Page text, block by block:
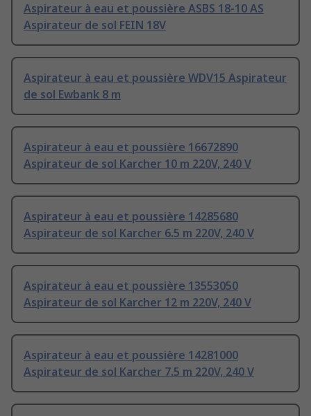
Aspirateur à eau et poussière ASBS 18-10 AS
Aspirateur de sol FEIN 18V
Aspirateur à eau et poussière WDV15 Aspirateur
de sol Ewbank 8 m
Aspirateur à eau et poussière 16672890
Aspirateur de sol Karcher 10 m 220V, 240 V
Aspirateur à eau et poussière 14285680
Aspirateur de sol Karcher 6.5 m 220V, 240 V
Aspirateur à eau et poussière 13553050
Aspirateur de sol Karcher 12 m 220V, 240 V
Aspirateur à eau et poussière 14281000
Aspirateur de sol Karcher 7.5 m 220V, 240 V